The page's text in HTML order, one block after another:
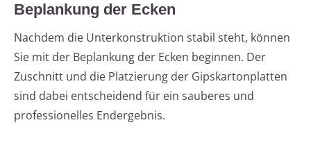
Beplankung der Ecken
Nachdem die Unterkonstruktion stabil steht, können
Sie mit der Beplankung der Ecken beginnen. Der
Zuschnitt und die Platzierung der Gipskartonplatten
sind dabei entscheidend für ein sauberes und
professionelles Endergebnis.